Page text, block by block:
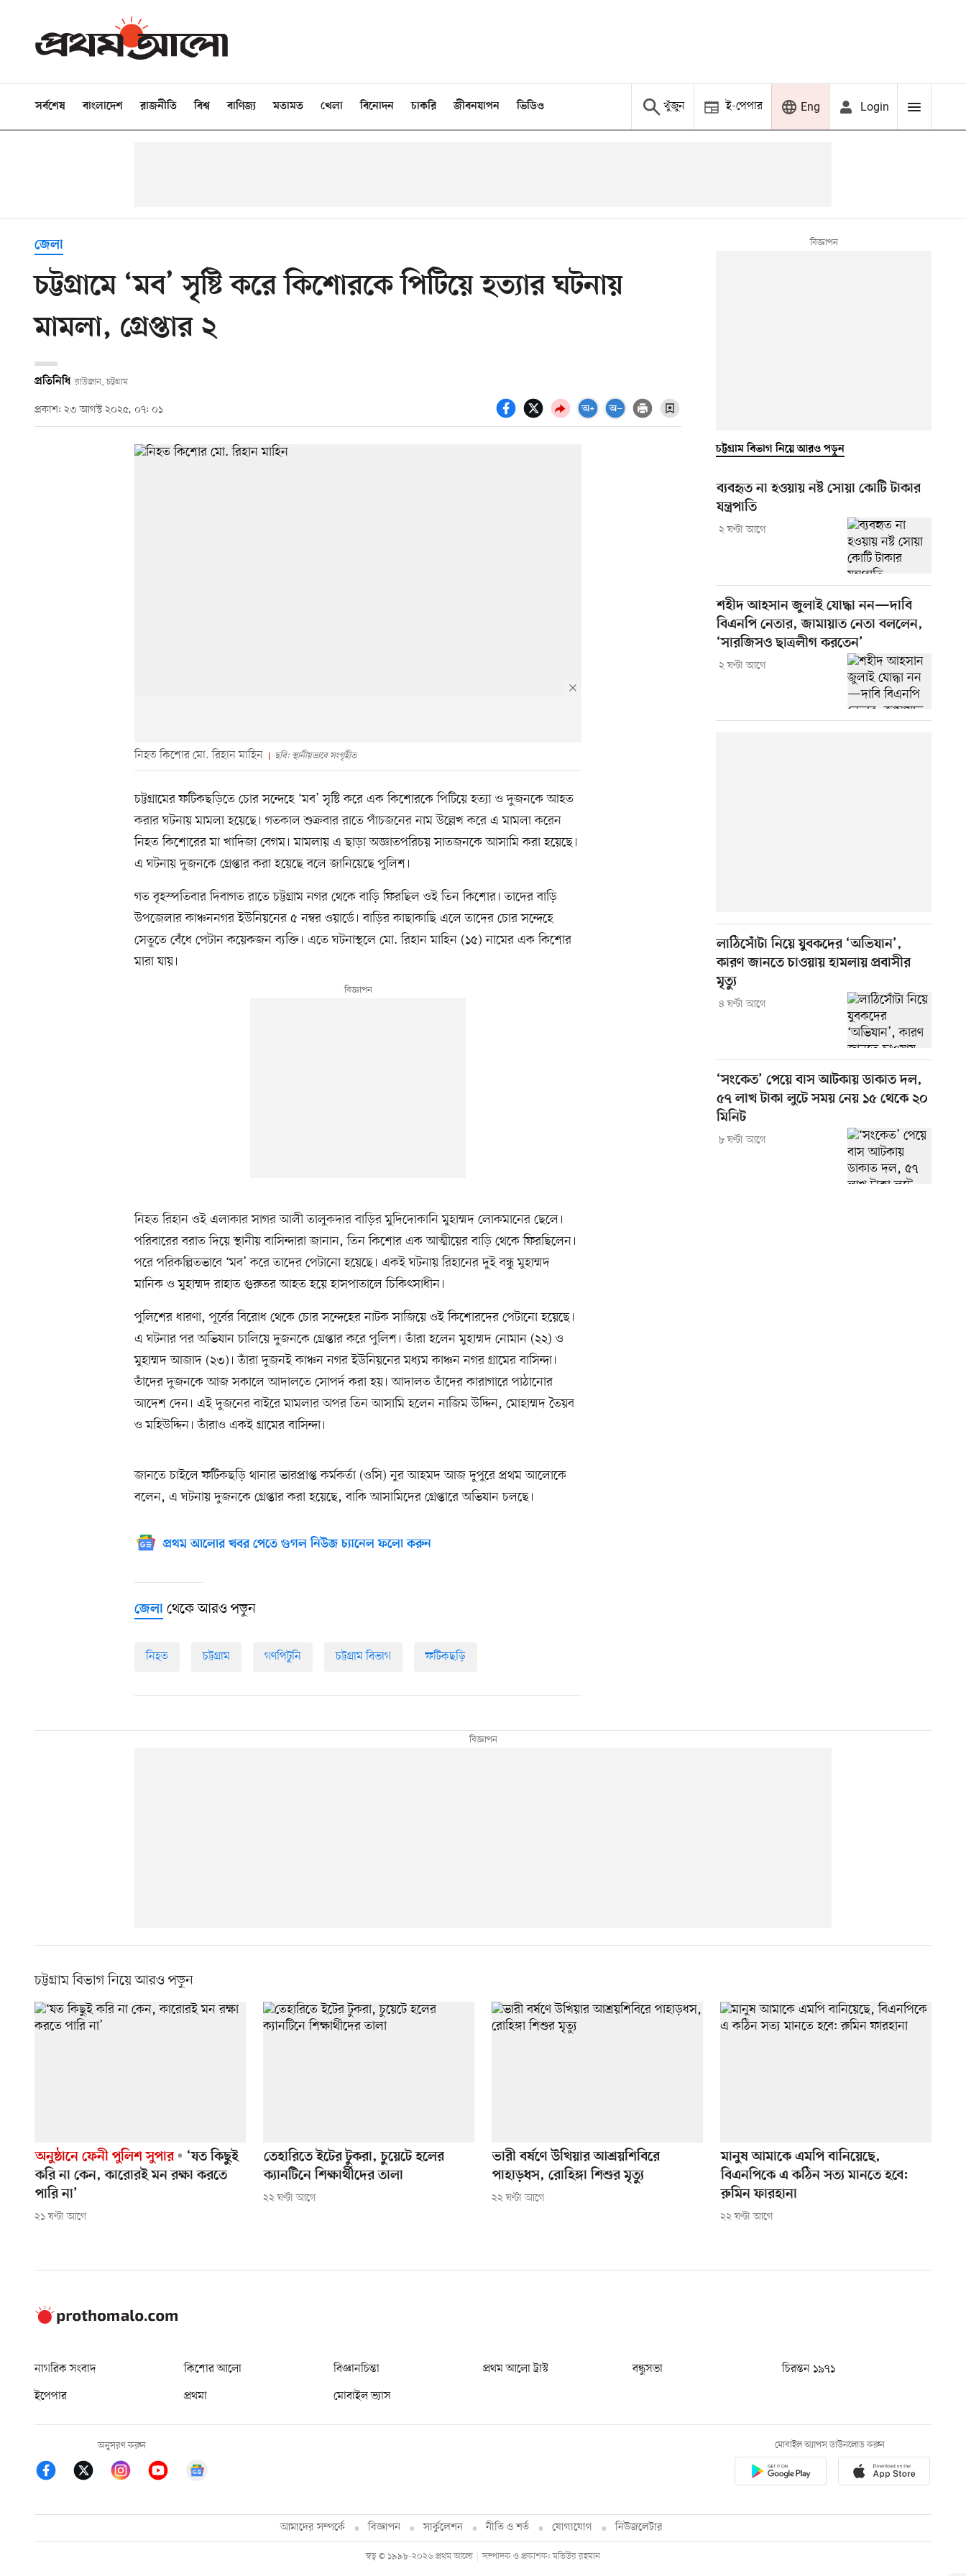
সর্বশেষ বাংলাদেশ রাজনীতি বিশ্ব বাণিজ্য মতামত খেলা বিনোদন চাকরি জীবনযাপন ভিডিও খুঁজুন ই-পেপার Eng Login
জেলা
চট্টগ্রামে ‘মব’ সৃষ্টি করে কিশোরকে পিটিয়ে হত্যার ঘটনায়
মামলা, গ্রেপ্তার ২
প্রতিনিধি রাউজান, চট্টগ্রাম
প্রকাশ: ২৩ আগস্ট ২০২৫, ০৭: ০১
নিহত কিশোর মো. রিহান মাহিন ছবি: স্থানীয়ভাবে সংগৃহীত
চট্টগ্রামের ফটিকছড়িতে চোর সন্দেহে ‘মব’ সৃষ্টি করে এক কিশোরকে পিটিয়ে হত্যা ও দুজনকে আহত
করার ঘটনায় মামলা হয়েছে। গতকাল শুক্রবার রাতে পাঁচজনের নাম উল্লেখ করে এ মামলা করেন
নিহত কিশোরের মা খাদিজা বেগম। মামলায় এ ছাড়া অজ্ঞাতপরিচয় সাতজনকে আসামি করা হয়েছে।
এ ঘটনায় দুজনকে গ্রেপ্তার করা হয়েছে বলে জানিয়েছে পুলিশ।
গত বৃহস্পতিবার দিবাগত রাতে চট্টগ্রাম নগর থেকে বাড়ি ফিরছিল ওই তিন কিশোর। তাদের বাড়ি
উপজেলার কাঞ্চননগর ইউনিয়নের ৫ নম্বর ওয়ার্ডে। বাড়ির কাছাকাছি এলে তাদের চোর সন্দেহে
সেতুতে বেঁধে পেটান কয়েকজন ব্যক্তি। এতে ঘটনাস্থলে মো. রিহান মাহিন (১৫) নামের এক কিশোর
মারা যায়।
নিহত রিহান ওই এলাকার সাগর আলী তালুকদার বাড়ির মুদিদোকানি মুহাম্মদ লোকমানের ছেলে।
পরিবারের বরাত দিয়ে স্থানীয় বাসিন্দারা জানান, তিন কিশোর এক আত্মীয়ের বাড়ি থেকে ফিরছিলেন।
পরে পরিকল্পিতভাবে ‘মব’ করে তাদের পেটানো হয়েছে। একই ঘটনায় রিহানের দুই বন্ধু মুহাম্মদ
মানিক ও মুহাম্মদ রাহাত গুরুতর আহত হয়ে হাসপাতালে চিকিৎসাধীন।
পুলিশের ধারণা, পূর্বের বিরোধ থেকে চোর সন্দেহের নাটক সাজিয়ে ওই কিশোরদের পেটানো হয়েছে।
এ ঘটনার পর অভিযান চালিয়ে দুজনকে গ্রেপ্তার করে পুলিশ। তাঁরা হলেন মুহাম্মদ নোমান (২২) ও
মুহাম্মদ আজাদ (২৩)। তাঁরা দুজনই কাঞ্চন নগর ইউনিয়নের মধ্যম কাঞ্চন নগর গ্রামের বাসিন্দা।
তাঁদের দুজনকে আজ সকালে আদালতে সোপর্দ করা হয়। আদালত তাঁদের কারাগারে পাঠানোর
আদেশ দেন। এই দুজনের বাইরে মামলার অপর তিন আসামি হলেন নাজিম উদ্দিন, মোহাম্মদ তৈয়ব
ও মহিউদ্দিন। তাঁরাও একই গ্রামের বাসিন্দা।
জানতে চাইলে ফটিকছড়ি থানার ভারপ্রাপ্ত কর্মকর্তা (ওসি) নুর আহমদ আজ দুপুরে প্রথম আলোকে
বলেন, এ ঘটনায় দুজনকে গ্রেপ্তার করা হয়েছে, বাকি আসামিদের গ্রেপ্তারে অভিযান চলছে।
প্রথম আলোর খবর পেতে গুগল নিউজ চ্যানেল ফলো করুন
জেলা থেকে আরও পড়ুন
নিহত চট্টগ্রাম গণপিটুনি চট্টগ্রাম বিভাগ ফটিকছড়ি
চট্টগ্রাম বিভাগ নিয়ে আরও পড়ুন
ব্যবহৃত না হওয়ায় নষ্ট সোয়া কোটি টাকার
যন্ত্রপাতি
২ ঘণ্টা আগে
শহীদ আহসান জুলাই যোদ্ধা নন—দাবি
বিএনপি নেতার, জামায়াত নেতা বললেন,
‘সারজিসও ছাত্রলীগ করতেন’
২ ঘণ্টা আগে
লাঠিসোঁটা নিয়ে যুবকদের ‘অভিযান’,
কারণ জানতে চাওয়ায় হামলায় প্রবাসীর
মৃত্যু
৪ ঘণ্টা আগে
‘সংকেত’ পেয়ে বাস আটকায় ডাকাত দল,
৫৭ লাখ টাকা লুটে সময় নেয় ১৫ থেকে ২০
মিনিট
৮ ঘণ্টা আগে
চট্টগ্রাম বিভাগ নিয়ে আরও পড়ুন
অনুষ্ঠানে ফেনী পুলিশ সুপার
‘যত কিছুই
করি না কেন, কারোরই মন রক্ষা করতে
পারি না’
২১ ঘণ্টা আগে
তেহারিতে ইটের টুকরা, চুয়েটে হলের
ক্যানটিনে শিক্ষার্থীদের তালা
২২ ঘণ্টা আগে
ভারী বর্ষণে উখিয়ার আশ্রয়শিবিরে
পাহাড়ধস, রোহিঙ্গা শিশুর মৃত্যু
২২ ঘণ্টা আগে
মানুষ আমাকে এমপি বানিয়েছে,
বিএনপিকে এ কঠিন সত্য মানতে হবে:
রুমিন ফারহানা
২২ ঘণ্টা আগে
নাগরিক সংবাদ কিশোর আলো বিজ্ঞানচিন্তা প্রথম আলো ট্রাস্ট বন্ধুসভা
চিরন্তন ১৯৭১
ইপেপার
প্রথমা মোবাইল ভ্যাস
অনুসরণ করুন মোবাইল অ্যাপস ডাউনলোড করুন
আমাদের সম্পর্কে বিজ্ঞাপন সার্কুলেশন নীতি ও শর্ত যোগাযোগ নিউজলেটার
স্বত্ব © ১৯৯৮-২০২৬ প্রথম আলো সম্পাদক ও প্রকাশক: মতিউর রহমান